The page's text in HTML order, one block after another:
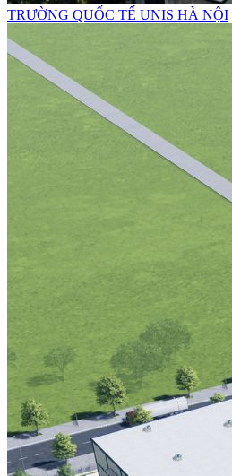
TRƯỜNG QUỐC TẾ UNIS HÀ NỘI